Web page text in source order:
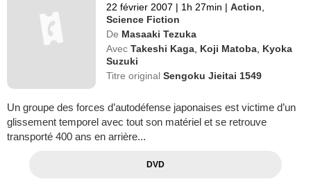
22 février 2007 | 1h 27min | Action
Science Fiction
De Masaaki Tezuka
Avec Takeshi Kaga Koji Matoba Kyoka
Suzuki
Titre originalSengoku Jieitai 1549
Un groupe des forces d’autodéfense japonaises est victime d’un
glissement temporel avec tout son matériel et se retrouve
transporté 400 ans en arrière...
DVD